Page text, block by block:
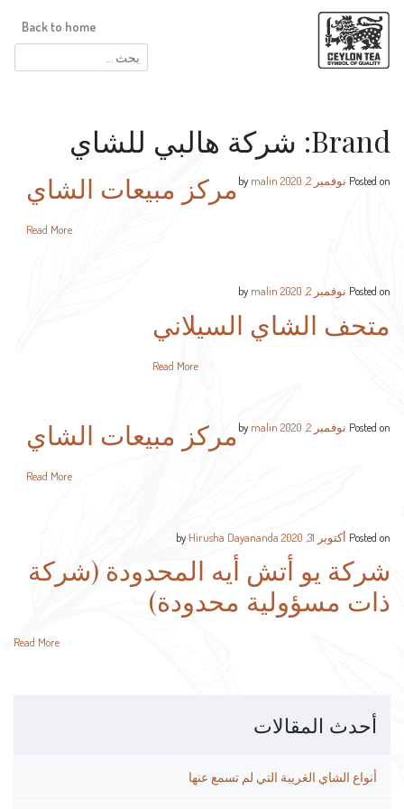
البحث
عن:
Back to home
Brand: شركة هالبي للشاي
Posted on نوفمبر 2, 2020 malin مركز مبيعات الشاي
Read More
Posted on نوفمبر 2, 2020 malin
متحف الشاي السيلاني
Read More
Posted on نوفمبر 2, 2020 malin مركز مبيعات الشاي
Read More
Posted on أكتوبر 31, 2020 Hirusha Dayananda
شركة يو أتش أيه المحدودة (شركة
ذات مسؤولية محدودة)
Read More
أحدث المقالات
أنواع الشاي الغريبة التي لم تسمع عنها